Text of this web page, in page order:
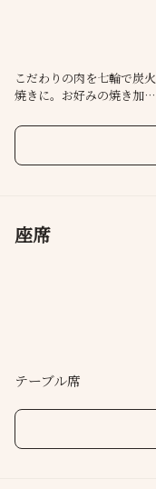
こだわりの肉を七輪で炭火
焼きに。お好みの焼き加減
座席
テーブル席